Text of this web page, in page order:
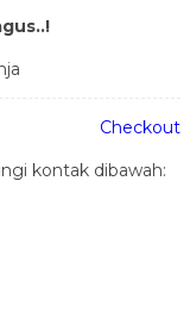
Checkout
kontak dibawah: